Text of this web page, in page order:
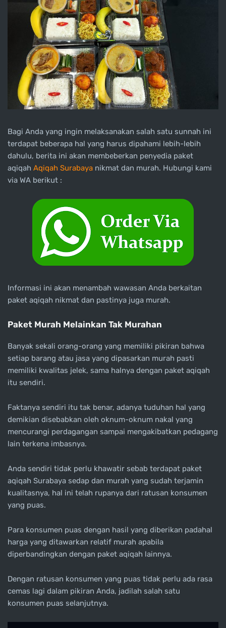
Bagi Anda yang ingin melaksanakan salah satu sunnah ini
terdapat beberapa hal yang harus dipahami lebih-lebih
dahulu, berita ini akan membeberkan penyedia paket
aqiqah Aqiqah Surabaya nikmat dan murah. Hubungi kami
via WA berikut :
Informasi ini akan menambah wawasan Anda berkaitan
paket aqiqah nikmat dan pastinya juga murah.
Paket Murah Melainkan Tak Murahan
Banyak sekali orang-orang yang memiliki pikiran bahwa
setiap barang atau jasa yang dipasarkan murah pasti
memiliki kwalitas jelek, sama halnya dengan paket aqiqah
itu sendiri.
Faktanya sendiri itu tak benar, adanya tuduhan hal yang
demikian disebabkan oleh oknum-oknum nakal yang
mencurangi perdagangan sampai mengakibatkan pedagang
lain terkena imbasnya.
Anda sendiri tidak perlu khawatir sebab terdapat paket
aqiqah Surabaya sedap dan murah yang sudah terjamin
kualitasnya, hal ini telah rupanya dari ratusan konsumen
yang puas.
Para konsumen puas dengan hasil yang diberikan padahal
harga yang ditawarkan relatif murah apabila
diperbandingkan dengan paket aqiqah lainnya.
Dengan ratusan konsumen yang puas tidak perlu ada rasa
cemas lagi dalam pikiran Anda, jadilah salah satu
konsumen puas selanjutnya.